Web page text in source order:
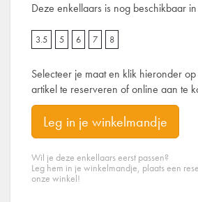
Deze enkellaars is nog beschikbaar
3.5 5 6 7 8
Selecteer je maat en klik hieronder
artikel te reserveren of online aan te
Leg in je winkelmandje
Wil je deze enkellaars eerst passen?
Leg hem in je winkelmandje, plaats een
onze winkel!